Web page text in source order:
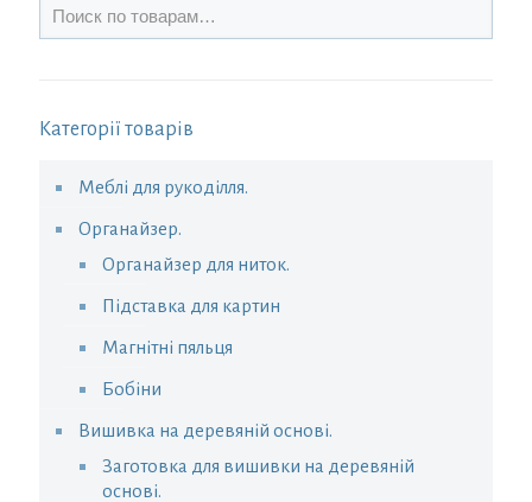
Категорії товарів
Меблі для рукоділля.
Органайзер.
Органайзер для ниток.
Підставка для картин
Магнітні пяльця
Бобіни
Вишивка на деревяній основі.
Заготовка для вишивки на деревяній
основі.